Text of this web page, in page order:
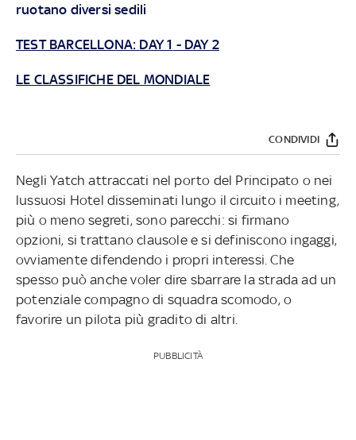
ruotano diversi sedili
TEST BARCELLONA: DAY 1 - DAY 2
LE CLASSIFICHE DEL MONDIALE
CONDIVIDI
Negli Yatch attraccati nel porto del Principato o nei
lussuosi Hotel disseminati lungo il circuito i meeting,
più o meno segreti, sono parecchi: si firmano
opzioni, si trattano clausole e si definiscono ingaggi,
ovviamente difendendo i propri interessi. Che
spesso può anche voler dire sbarrare la strada ad un
potenziale compagno di squadra scomodo, o
favorire un pilota più gradito di altri.
PUBBLICITÀ